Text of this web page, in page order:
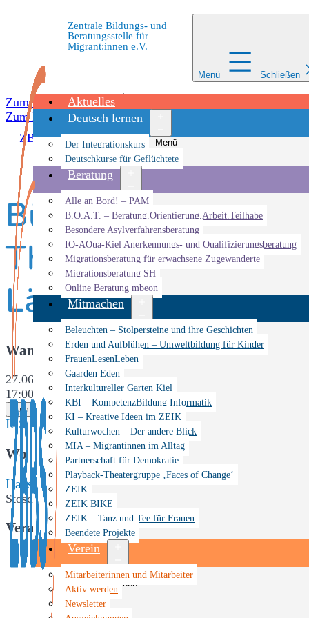
Zum Inhalt springen
Zum Inhalt springen
Zentrale Bildungs- und
Beratungsstelle für
Migrant:innen e.V.
Menü Schließen
Aktuelles
Deutsch lernen
Menü
Der Integrationskurs
Deutschkurse für Geflüchtete
Beratung
Menü
Alle an Bord! – PAM
B.O.A.T. – Beratung.Orientierung.Arbeit.Teilhabe
Besondere Asylverfahrensberatung
IQ-AQua-Kiel Anerkennungs- und Qualifizierungsberatung
Migrationsberatung für erwachsene Zugewanderte
Migrationsberatung SH
Online Beratung mbeon
Mitmachen
Menü
Beleuchten – Stolpersteine und ihre Geschichten
Erden und Aufblühen – Umweltbildung für Kinder
FrauenLesenLeben
Gaarden Eden
Interkultureller Garten Kiel
KBI – KompetenzBildung Informatik
KI – Kreative Ideen im ZEIK
Kulturwochen – Der andere Blick
MIA – Migrantinnen im Alltag
Partnerschaft für Demokratie
Playback-Theatergruppe ‚Faces of Change‘
ZEIK
ZEIK BIKE
ZEIK – Tanz und Tee für Frauen
Beendete Projekte
Verein
Menü
öffnen
Mitarbeiterinnen und Mitarbeiter
Aktiv werden
Newsletter
ZBBS»Veranstaltungen»Veranstaltung»Bühne der
Bühne der
Theater für
Ländern
Wann
27.06.2025
17:00 - 19:00
Zum Kalender hinzufügen
ICS herunterladen Google Kalender
Wo
Hans-Christian-Andersen Schule
Stoschstraße 24-26, Kiel, Schleswig-Holstein, 24143
Veranstaltungstyp
Veranstaltung